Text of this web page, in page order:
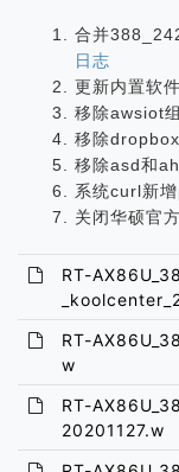
合并
日志
更新内置软
移除awsiot
移除
移除asd和
系统curl新
关闭华硕官
RT-
RT-
w
RT-
20201127.w